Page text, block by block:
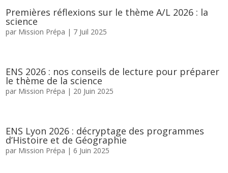
Premières réflexions sur le thème A/L 2026 : la
science
par Mission Prépa | 7 Juil 2025
ENS 2026 : nos conseils de lecture pour préparer
le thème de la science
par Mission Prépa | 20 Juin 2025
ENS Lyon 2026 : décryptage des programmes
d’Histoire et de Géographie
par Mission Prépa |6 Juin 2025